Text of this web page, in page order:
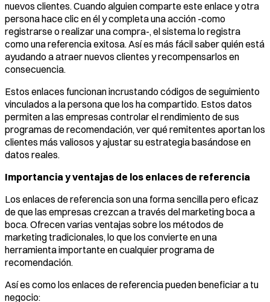
nuevos clientes. Cuando alguien comparte este enlace y otra
persona hace clic en él y completa una acción -como
registrarse o realizar una compra-, el sistema lo registra
como una referencia exitosa. Así es más fácil saber quién está
ayudando a atraer nuevos clientes y recompensarlos en
consecuencia.
Estos enlaces funcionan incrustando códigos de seguimiento
vinculados a la persona que los ha compartido. Estos datos
permiten a las empresas controlar el rendimiento de sus
programas de recomendación, ver qué remitentes aportan los
clientes más valiosos y ajustar su estrategia basándose en
datos reales.
Importancia y ventajas de los enlaces de referencia
Los enlaces de referencia son una forma sencilla pero eficaz
de que las empresas crezcan a través del marketing boca a
boca. Ofrecen varias ventajas sobre los métodos de
marketing tradicionales, lo que los convierte en una
herramienta importante en cualquier programa de
recomendación.
Así es como los enlaces de referencia pueden beneficiar a tu
negocio: